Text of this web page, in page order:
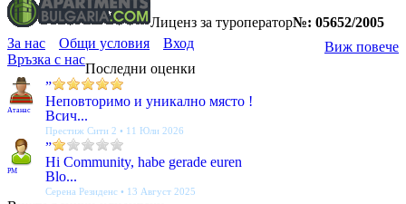
Лиценз за туроператор№: 05652/2005
Виж повече
За нас Общи условия
Вход
Връзка с нас
Последни оценки
Атанас
”
Неповторимо и уникално място !
Всич...
Престиж Сити 2 • 11 Юли 2026
PM
”
Hi Community, habe gerade euren
Blo...
Серена Резиденс • 13 Август 2025